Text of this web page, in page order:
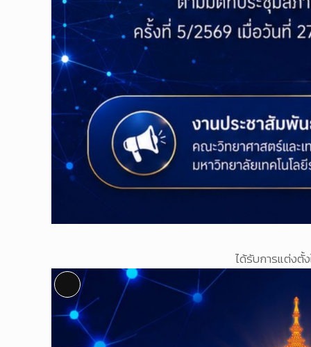
ได้รับการแต่งตั้
Long
Description